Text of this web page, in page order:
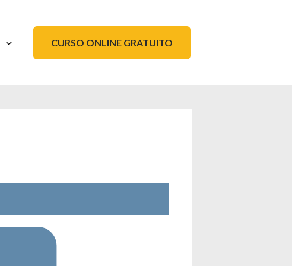
CURSO ONLINE GRATUITO